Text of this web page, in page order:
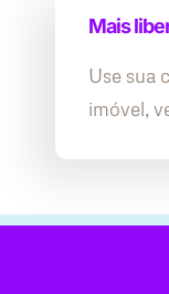
Mais
Use sua
imóvel,